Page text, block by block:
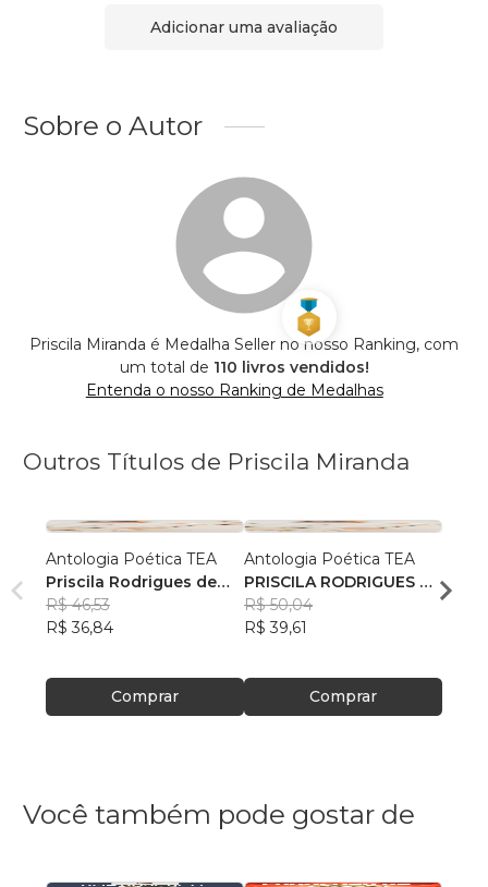
Adicionar uma avaliação
Sobre o Autor
Priscila Miranda é Medalha Seller no nosso Ranking, com
um total de 110 livros vendidos!
Entenda o nosso Ranking de Medalhas
Outros Títulos de Priscila Miranda
Antologia Poética TEA
Priscila Rodrigues de
Miranda
R$ 46,53
R$ 36,84
Comprar
Antologia Poética TEA
PRISCILA RODRIGUES DE
MIRANDA
R$ 50,04
R$ 39,61
Comprar
para
seu
Você também pode gostar de